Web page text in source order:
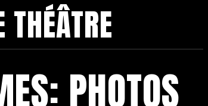
THÉÂTRE
PHOTOS